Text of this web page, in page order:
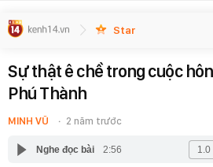
Star
Sự thật ê chề trong cuộc
Phú Thành
MINH VŨ 2 năm trước
Nghe đọc bài 2:56